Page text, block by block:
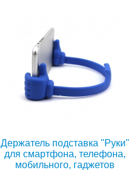
Держатель подставка "Руки"
для смартфона, телефона,
мобильного, гаджетов